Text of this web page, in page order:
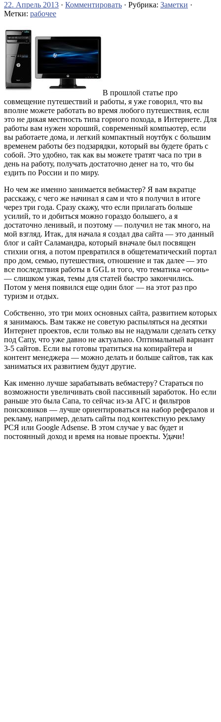
22. Апрель 2013 · Комментировать · Рубрика: Заметки ·
Метки: рабочее
В прошлой статье про
совмещение путешествий и работы, я уже говорил, что вы
вполне можете работать во время любого путешествия, если
это не дикая местность типа горного похода, в Интернете. Для
работы вам нужен хороший, современный компьютер, если
вы работаете дома, и легкий компактный ноутбук с большим
временем работы без подзарядки, который вы будете брать с
собой. Это удобно, так как вы можете тратят часа по три в
день на работу, получать достаточно денег на то, что бы
ездить по России и по миру.
Но чем же именно занимается вебмастер? Я вам вкратце
расскажу, с чего же начинал я сам и что я получил в итоге
через три года. Сразу скажу, что если прилагать больше
усилий, то и добиться можно гораздо большего, а я
достаточно ленивый, и поэтому — получил не так много, на
мой взгляд. Итак, для начала я создал два сайта — это данный
блог и сайт Саламандра, который вначале был посвящен
стихии огня, а потом превратился в общетематический портал
про дом, семью, путешествия, отношение и так далее — это
все последствия работы в GGL и того, что тематика «огонь»
— слишком узкая, темы для статей быстро закончились.
Потом у меня появился еще один блог — на этот раз про
туризм и отдых.
Собственно, это три моих основных сайта, развитием которых
я занимаюсь. Вам также не советую распыляться на десятки
Интернет проектов, если только вы не надумали сделать сетку
под Сапу, что уже давно не актуально. Оптимальный вариант
3-5 сайтов. Если вы готовы тратиться на копирайтера и
контент менеджера — можно делать и больше сайтов, так как
заниматься их развитием будут другие.
Как именно лучше зарабатывать вебмастеру? Стараться по
возможности увеличивать свой пассивный заработок. Но если
раньше это была Сапа, то сейчас из-за АГС и фильтров
поисковиков — лучше ориентироваться на набор рефералов и
рекламу, например, делать сайты под контекстную рекламу
РСЯ или Google Adsense. В этом случае у вас будет и
постоянный доход и время на новые проекты. Удачи!